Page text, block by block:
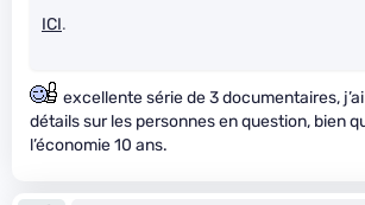
ICI.
excellente série de 3 documentaires,
détails sur les personnes en question, bien
l’économie 10 ans.